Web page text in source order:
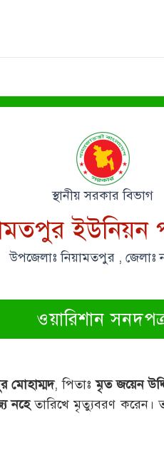
স্থানীয় সরকার বিভাগ
ইউনিয়ন
উপজেলাঃ নিয়ামতপুর , জেলাঃ
ওয়ারিশান
মোহাম্মদ, পিতাঃমৃত জয়েন
নহেতারিখে মৃত্যুবরণ করেন।